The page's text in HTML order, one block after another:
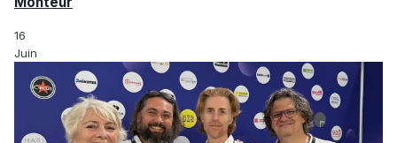
16
Juin